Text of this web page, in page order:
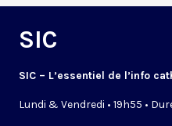
SIC
SIC – L’essentiel de l’info
Lundi & Vendredi • 19h55 •